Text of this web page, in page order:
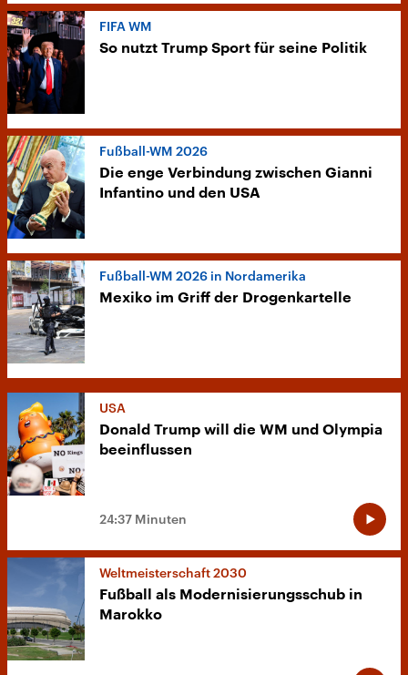
FIFA WM
So nutzt Trump Sport für seine Politik
Fußball-WM 2026
Die enge Verbindung zwischen Gianni
Infantino und den USA
Fußball-WM 2026 in Nordamerika
Mexiko im Griff der Drogenkartelle
USA
Donald Trump will die WM und Olympia
beeinflussen
24:37 Minuten
Weltmeisterschaft 2030
Fußball als Modernisierungsschub in
Marokko